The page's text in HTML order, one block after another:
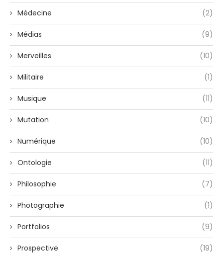
Médecine (2)
Médias (9)
Merveilles (10)
Militaire (1)
Musique (11)
Mutation (10)
Numérique (10)
Ontologie (11)
Philosophie (7)
Photographie (1)
Portfolios (9)
Prospective (19)